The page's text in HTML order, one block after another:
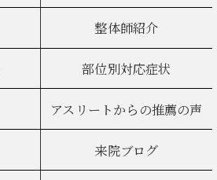
整体師紹介
部位別対応症状
アスリートからの推薦の声
来院ブログ